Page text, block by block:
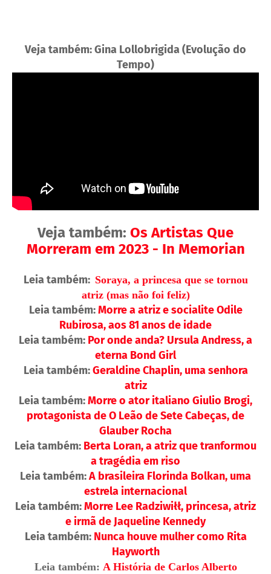
Veja também: Gina Lollobrigida (Evolução do
Tempo)
Veja também: Os Artistas Que
Morreram em 2023 - In Memorian
Leia também: Soraya, a princesa que se tornou
atriz (mas não foi feliz)
Leia também:Morre a atriz e socialite Odile
Rubirosa, aos 81 anos de idade
Leia também: Por onde anda? Ursula Andress, a
eterna Bond Girl
Leia também:Geraldine Chaplin, uma senhora
atriz
Leia também:Morre o ator italiano Giulio Brogi,
protagonista de O Leão de Sete Cabeças, de
Glauber Rocha
Leia também: Berta Loran, a atriz que tranformou
a tragédia em riso
Leia também:A brasileira Florinda Bolkan, uma
estrela internacional
Leia também:Morre Lee Radziwiłł, princesa, atriz
e irmã de Jaqueline Kennedy
Leia também:Nunca houve mulher como Rita
Hayworth
Leia também: A História de Carlos Alberto